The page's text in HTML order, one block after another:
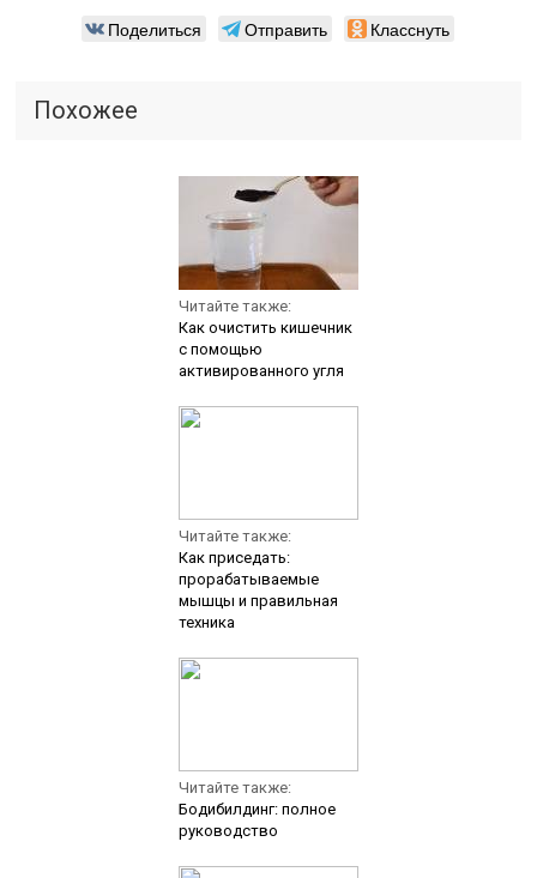
Поделиться Отправить Класснуть
Похожее
Читайте также:
Как очистить кишечник
с помощью
активированного угля
Читайте также:
Как приседать:
прорабатываемые
мышцы и правильная
техника
Читайте также:
Бодибилдинг: полное
руководство